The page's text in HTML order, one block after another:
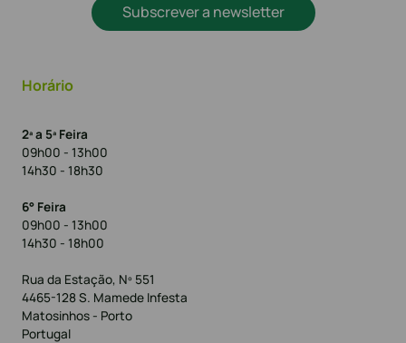
Subscrever a newsletter
Horário
2ª a 5ª Feira
09h00 - 13h00
14h30 - 18h30
6° Feira
09h00 - 13h00
14h30 - 18h00
Rua da Estação, Nº 551
4465-128 S. Mamede Infesta
Matosinhos - Porto
Portugal